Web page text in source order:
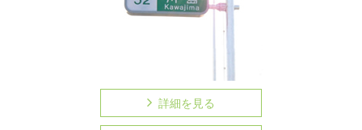
詳細を見る